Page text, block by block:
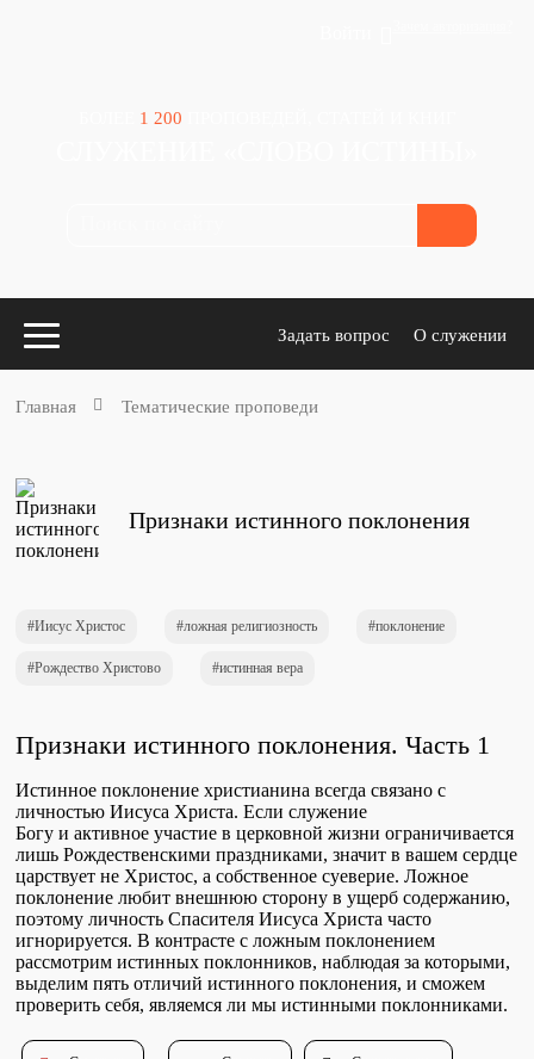
1 200
Задать вопрос О служении
Слушай каждый день
Тематические проповеди
Библейская школа.
Богословие
Главная Тематические проповеди
Признаки истинного поклонения
Иисус Христос ложная религиозность поклонение
Рождество Христово истинная вера
Признаки истинного поклонения. Часть 1
Истинное поклонение христианина всегда связано с
личностью Иисуса Христа. Если служение
Богу и активное участие в церковной жизни ограничивается
лишь Рождественскими праздниками, значит в вашем сердце
царствует не Христос, а собственное суеверие. Ложное
поклонение любит внешнюю сторону в ущерб содержанию,
поэтому личность Спасителя Иисуса Христа часто
игнорируется. В контрасте с ложным поклонением
рассмотрим истинных поклонников, наблюдая за которыми,
выделим пять отличий истинного поклонения, и сможем
проверить себя, являемся ли мы истинными поклонниками.